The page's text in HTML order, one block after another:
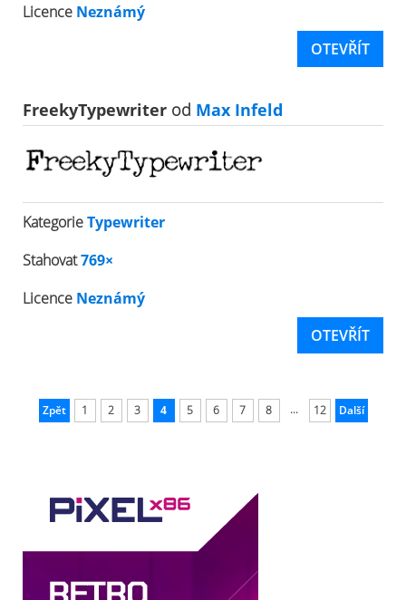
Licence Neznámý
OTEVŘÍT
FreekyTypewriter od Max Infeld
KategorieTypewriter
Stahovat769×
Licence Neznámý
OTEVŘÍT
Zpět 1 2 3 4 5 6 7 8 ... 12 Další